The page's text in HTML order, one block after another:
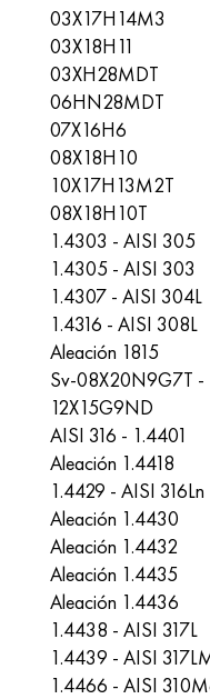
03Х17Н14М3
03Х18Н11
03ХН28MDT
06HN28MDT
07X16H6
08X18Н10
10X17H13M2T
08X18H10T
1.4303 - AISI 305
1.4305 - AISI 303
1.4307 - AISI 304L
1.4316 - AISI 308L
Aleación 1815
Sv-08X20N9G7T -
12X15G9ND
AISI 316 - 1.4401
Aleación 1.4418
1.4429 - AISI 316Ln
Aleación 1.4430
Aleación 1.4432
Aleación 1.4435
Aleación 1.4436
1.4438 - AISI 317L
1.4439 - AISI
1.4466 - AISI